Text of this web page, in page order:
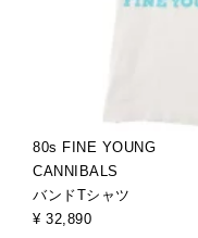
80s FINE YOUNG
CANNIBALS
バンドTシャツ
¥ 32,890